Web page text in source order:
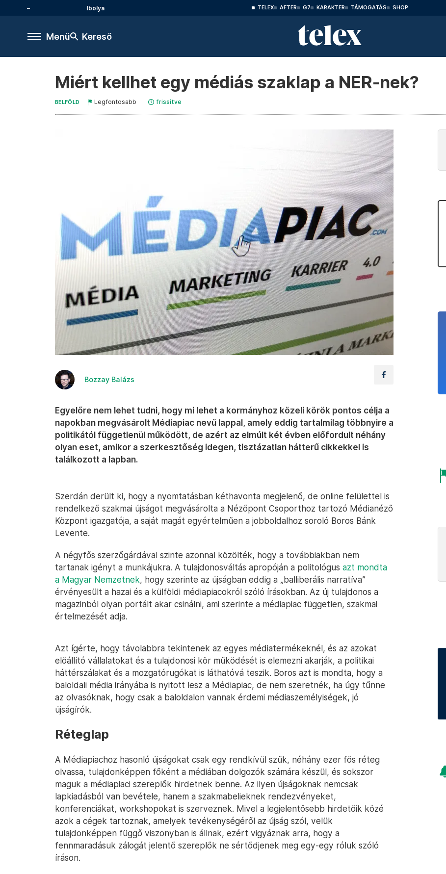
Ibolya TELEX AFTER G7 KARAKTER TÁMOGATÁS SHOP
Menü Kereső
Miért kellhet egy médiás szaklap a NER-nek?
BELFÖLD Legfontosabb frissítve
Bozzay Balázs
Egyelőre nem lehet tudni, hogy mi lehet a kormányhoz közeli körök pontos célja a
napokban megvásárolt Médiapiac nevű lappal, amely eddig tartalmilag többnyire a
politikától függetlenül működött, de azért az elmúlt két évben előfordult néhány
olyan eset, amikor a szerkesztőség idegen, tisztázatlan hátterű cikkekkel is
találkozott a lapban.
Szerdán derült ki, hogy a nyomtatásban kéthavonta megjelenő, de online felülettel is
rendelkező szakmai újságot megvásárolta a Nézőpont Csoporthoz tartozó Médianéző
Központ igazgatója, a saját magát egyértelműen a jobboldalhoz soroló Boros Bánk
Levente.
A négyfős szerzőgárdával szinte azonnal közölték, hogy a továbbiakban nem
tartanak igényt a munkájukra. A tulajdonosváltás apropóján a politológus azt mondta
a Magyar Nemzetnek, hogy szerinte az újságban eddig a „balliberális narratíva”
érvényesült a hazai és a külföldi médiapiacokról szóló írásokban. Az új tulajdonos a
magazinból olyan portált akar csinálni, ami szerinte a médiapiac független, szakmai
értelmezését adja.
Azt ígérte, hogy távolabbra tekintenek az egyes médiatermékeknél, és az azokat
előállító vállalatokat és a tulajdonosi kör működését is elemezni akarják, a politikai
háttérszálakat és a mozgatórugókat is láthatóvá teszik. Boros azt is mondta, hogy a
baloldali média irányába is nyitott lesz a Médiapiac, de nem szeretnék, ha úgy tűnne
az olvasóknak, hogy csak a baloldalon vannak érdemi médiaszemélyiségek, jó
újságírók.
Réteglap
A Médiapiachoz hasonló újságokat csak egy rendkívül szűk, néhány ezer fős réteg
olvassa, tulajdonképpen főként a médiában dolgozók számára készül, és sokszor
maguk a médiapiaci szereplők hirdetnek benne. Az ilyen újságoknak nemcsak
lapkiadásból van bevétele, hanem a szakmabelieknek rendezvényeket,
konferenciákat, workshopokat is szerveznek. Mivel a legjelentősebb hirdetőik közé
azok a cégek tartoznak, amelyek tevékenységéről az újság szól, velük
tulajdonképpen függő viszonyban is állnak, ezért vigyáznak arra, hogy a
fennmaradásuk zálogát jelentő szereplők ne sértődjenek meg egy-egy róluk szóló
íráson.